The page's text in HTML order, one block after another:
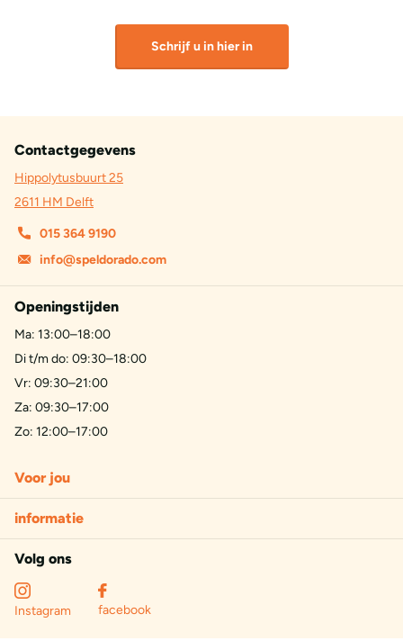
Schrijf u in hier in
Contactgegevens
Hippolytusbuurt 25
2611 HM Delft
015 364 9190
info@speldorado.com
Openingstijden
Ma: 13:00–18:00
Di t/m do: 09:30–18:00
Vr: 09:30–21:00
Za: 09:30–17:00
Zo: 12:00–17:00
Voor jou
informatie
Volg ons
Instagram facebook